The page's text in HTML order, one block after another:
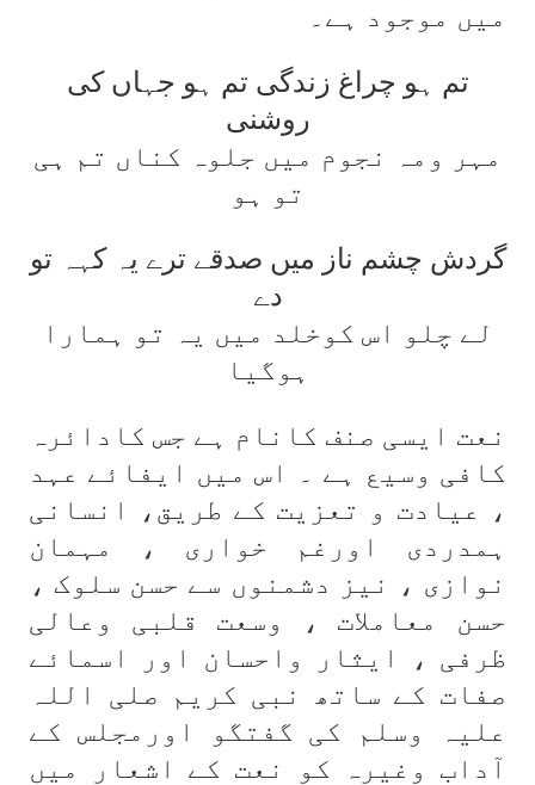
میں موجود ہے۔
تم ہو چراغ زندگی تم ہو جہاں کی
روشنی
مہر ومہ نجوم میں جلوہ کناں تم ہی
تو ہو
گردش چشم ناز میں صدقے ترے یہ کہہ تو
دے
لے چلو اس کوخلد میں یہ تو ہمارا
ہوگیا
نعت ایسی صنف کانام ہے جس کادائرہ
کافی وسیع ہے ۔ اس میں ایفائے عہد
، عیادت و تعزیت کے طریق، انسانی
ہمدردی اورغم خواری ، مہمان
نوازی ، نیز دشمنوں سے حسن سلوک ،
حسن معاملات ، وسعت قلبی وعالی
ظرفی ، ایثار واحسان اور اسمائے
صفات کے ساتھ نبی کریم صلی اللہ
علیہ وسلم کی گفتگو اورمجلس کے
آداب وغیرہ کو نعت کے اشعار میں